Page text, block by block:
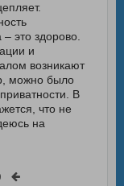
это здорово.
и
возникают
можно было
В
что не
на